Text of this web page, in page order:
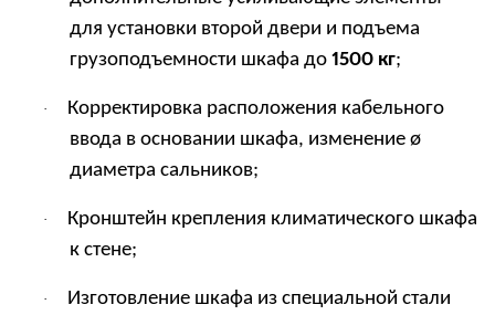
для установки второй двери и подъема
грузоподъемности шкафа до 1500 кг;
·
Корректировка расположения кабельного
ввода в основании шкафа, изменение ø
диаметра сальников;
·
Кронштейн крепления климатического шкафа
к стене;
·
Изготовление шкафа из специальной стали